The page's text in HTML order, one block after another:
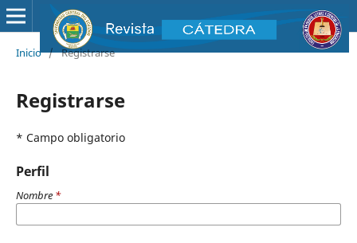
Inicio / Registrarse
Registrarse
* Campo obligatorio
Perfil
Nombre *